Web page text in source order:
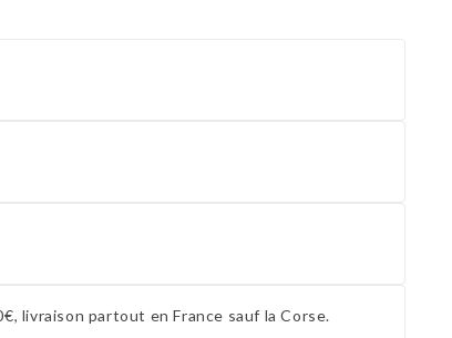
livraison partout en France sauf la Corse.